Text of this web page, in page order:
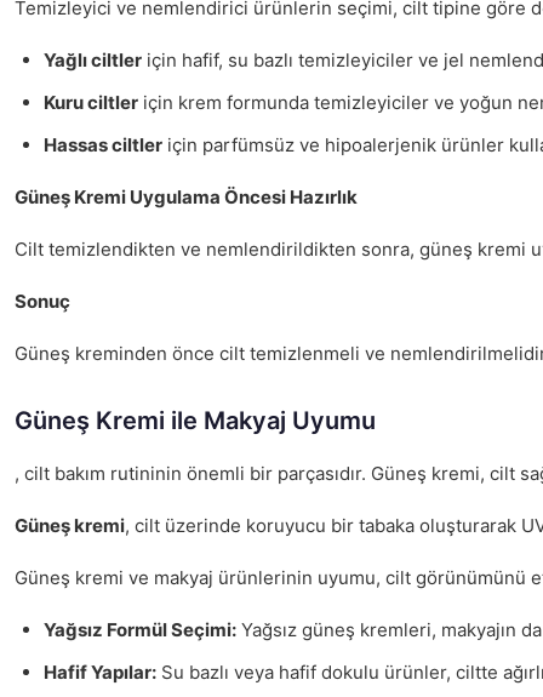
Temizleyici ve nemlendirici ürünlerin seçimi, cilt tipine göre
Yağlı ciltler için hafif, su bazlı temizleyiciler ve jel
Kuru ciltler için krem formunda temizleyiciler ve yoğun
Hassas ciltler için parfümsüz ve hipoalerjenik ürünler
Güneş Kremi Uygulama Öncesi Hazırlık
Cilt temizlendikten ve nemlendirildikten sonra, güneş kremi
Sonuç
Güneş kreminden önce cilt temizlenmeli ve
Güneş Kremi ile Makyaj Uyumu
, cilt bakım rutininin önemli bir parçasıdır. Güneş kremi, cilt
Güneş kremi, cilt üzerinde koruyucu bir tabaka oluşturarak
Güneş kremi ve makyaj ürünlerinin uyumu, cilt
Yağsız Formül Seçimi: Yağsız güneş kremleri, makyajın
Hafif Yapılar: Su bazlı veya hafif dokulu ürünler, ciltte